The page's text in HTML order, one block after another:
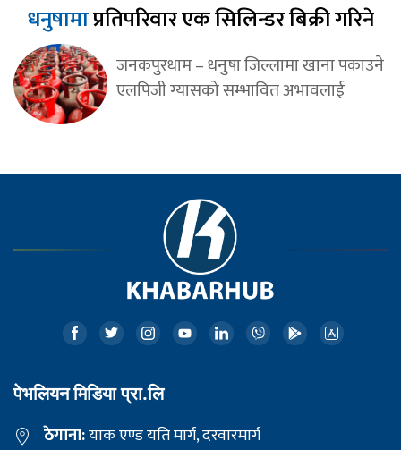
धनुषामाप्रतिपरिवार एक सिलिन्डर बिक्री गरिने
जनकपुरधाम – धनुषा जिल्लामा खाना पकाउने
एलपिजी ग्यासको सम्भावित अभावलाई
पेभलियन मिडिया प्रा.लि
ठेगाना:याक एण्ड यति मार्ग, दरवारमार्ग